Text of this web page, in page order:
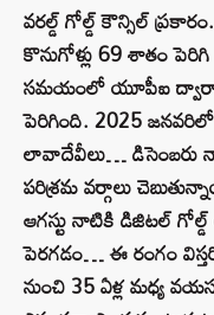
వరల్డ్‌ గోల్డ్ కౌన్సిల్
కొనుగోళ్లు 69 శాతం
సమయంలో యూపీఐ ద్వారా
పెరిగింది. 2025
లావాదేవీలు… డిసెంబరు
పరిశ్రమ వర్గాలు
ఆగస్టు నాటికి డిజిటల్
పెరగడం… ఈ రంగం
నుంచి 35 ఏళ్ల మధ్య